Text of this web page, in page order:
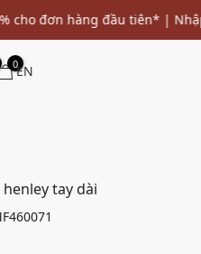
0EN
tay dài